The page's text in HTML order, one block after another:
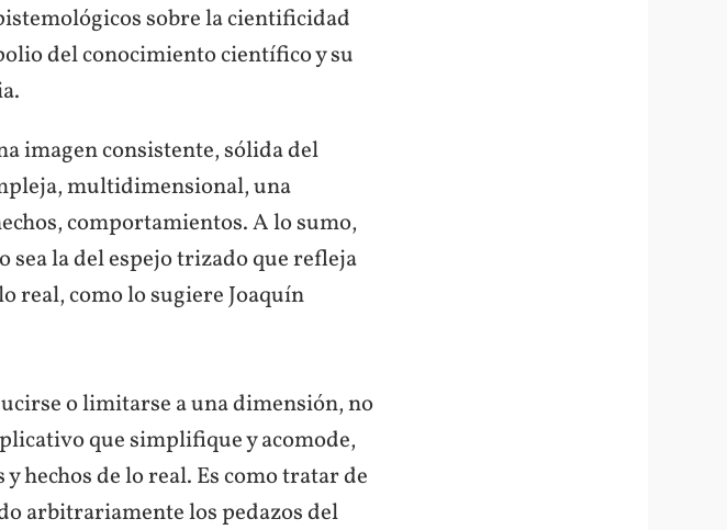
sobre la cientificidad
del conocimiento científico y su
imagen consistente, sólida del
multidimensional, una
comportamientos. A lo sumo,
la del espejo trizado que refleja
real, como lo sugiere Joaquín
o limitarse a una dimensión, no
que simplifique y acomode,
hechos de lo real. Es como tratar de
arbitrariamente los pedazos del